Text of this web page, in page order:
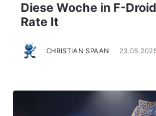
Diese Woche in F-
Rate It
CHRISTIAN SPAAN